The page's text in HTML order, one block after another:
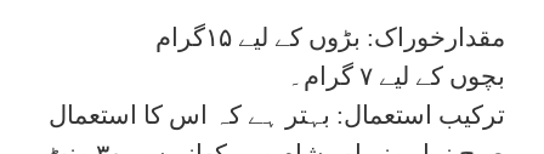
مقدارخوراک: بڑوں کے لیے ۱۵گرام
بچوں کے لیے ۷ گرام۔
ترکیب استعمال: بہتر ہے کہ اس کا استعمال